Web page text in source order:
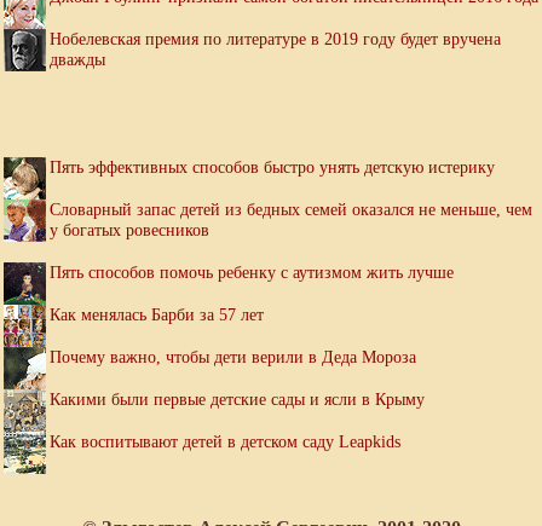
Нобелевская премия по литературе в 2019 году будет вручена
дважды
Пять эффективных способов быстро унять детскую истерику
Словарный запас детей из бедных семей оказался не меньше, чем
у богатых ровесников
Пять способов помочь ребенку с аутизмом жить лучше
Как менялась Барби за 57 лет
Почему важно, чтобы дети верили в Деда Мороза
Какими были первые детские сады и ясли в Крыму
Как воспитывают детей в детском саду Leapkids